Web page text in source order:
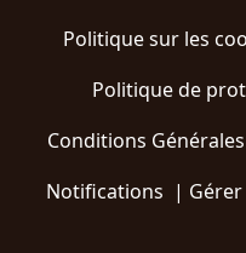
Politique sur les
Politique de
Conditions
Notifications |